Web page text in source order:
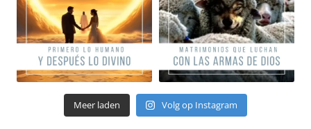
Meer laden Volg op Instagram